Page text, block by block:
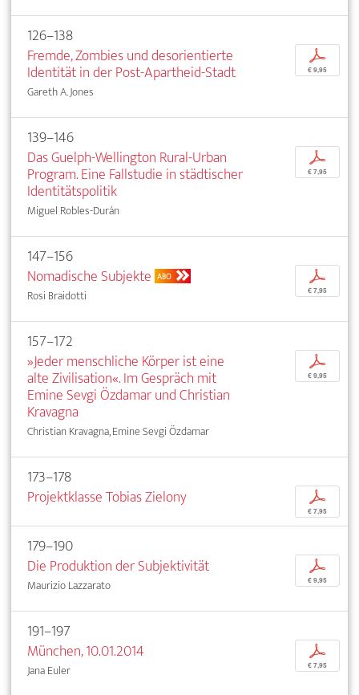
126–138
Fremde, Zombies und desorientierte
Identität in der Post-Apartheid-Stadt
Gareth A. Jones
p
€ 9,95
139–146
Das Guelph-Wellington Rural-Urban
Program. Eine Fallstudie in städtischer
Identitätspolitik
Miguel Robles-Durán
p
€ 7,95
147–156
Nomadische Subjekte ABO
Rosi Braidotti
p
€ 7,95
157–172
»Jeder menschliche Körper ist eine
alte Zivilisation«. Im Gespräch mit
Emine Sevgi Özdamar und Christian
Kravagna
Christian Kravagna, Emine Sevgi Özdamar
p
€ 9,95
173–178
Projektklasse Tobias Zielony
p
€ 7,95
179–190
Die Produktion der Subjektivität
Maurizio Lazzarato
p
€ 9,95
191–197
München, 10.01.2014
Jana Euler
p
€ 7,95